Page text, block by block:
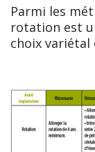
Parmi les
rotation est
choix variétal